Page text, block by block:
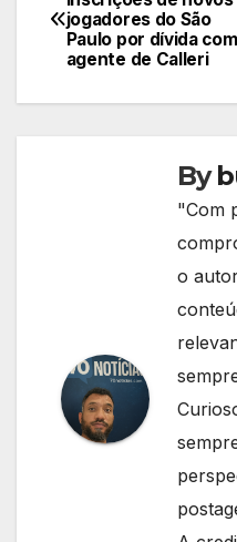
de
Post
jogadores do São
Paulo por dívida com
agente de Calleri
By
"Com
o